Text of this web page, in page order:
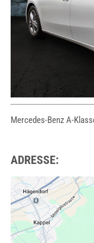
Mercedes-Benz A-
ADRESSE: